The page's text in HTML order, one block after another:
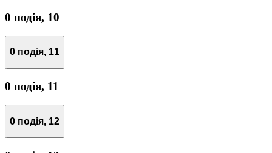
0 подія, 10
0 подія, 11
0 подія, 11
0 подія, 12